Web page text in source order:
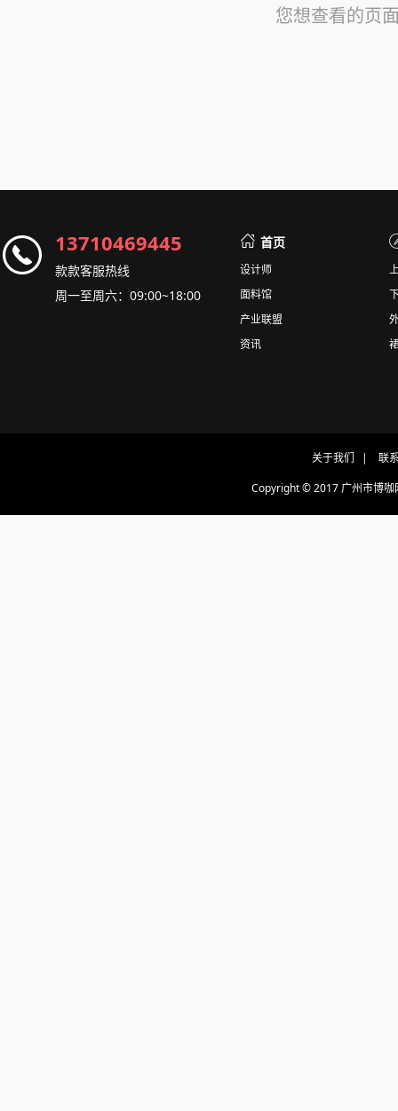
您想查看的页
13710469445
款款客服热线
周一至周六：09:00~18:00
首页
设计师
面料馆
产业联盟
资讯
关于我们 | 联
Copyright © 2017 广州市博